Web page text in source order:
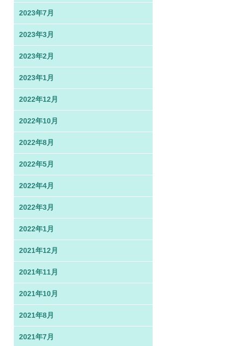
2023年7月
2023年3月
2023年2月
2023年1月
2022年12月
2022年10月
2022年8月
2022年5月
2022年4月
2022年3月
2022年1月
2021年12月
2021年11月
2021年10月
2021年8月
2021年7月